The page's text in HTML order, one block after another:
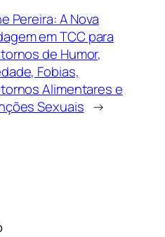
Pereira: A Nova
em TCC para
de Humor,
Fobias,
Alimentares e
Sexuais →